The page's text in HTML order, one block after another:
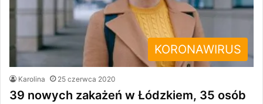
KORONAWIRUS
Karolina 25 czerwca 2020
39 nowych zakażeń w Łódzkiem, 35 osób